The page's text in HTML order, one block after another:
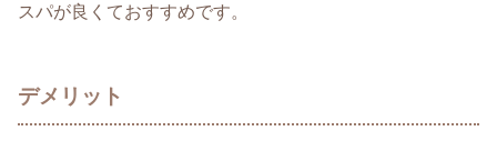
スパが良くておすすめです。
デメリット